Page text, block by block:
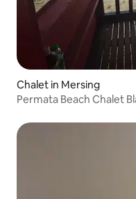
Chalet in Mersing